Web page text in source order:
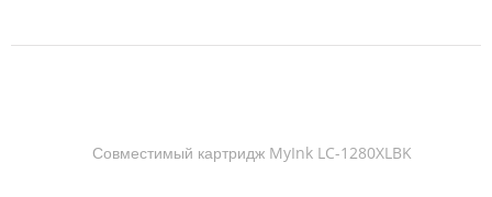
Совместимый картридж MyInk LC-1280XLBK